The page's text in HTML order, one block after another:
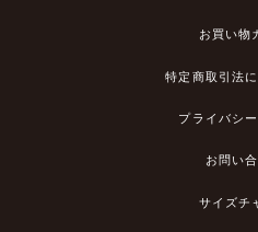
お買い物
特定商取引法
プライバシ
お問い
サイズチ